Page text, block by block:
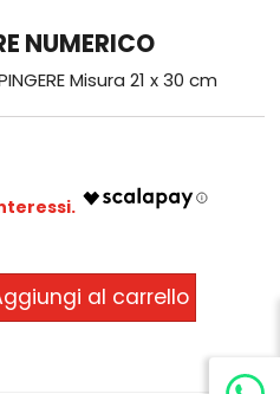
NUMERICO
Misura 21 x 30 cm
al carrello